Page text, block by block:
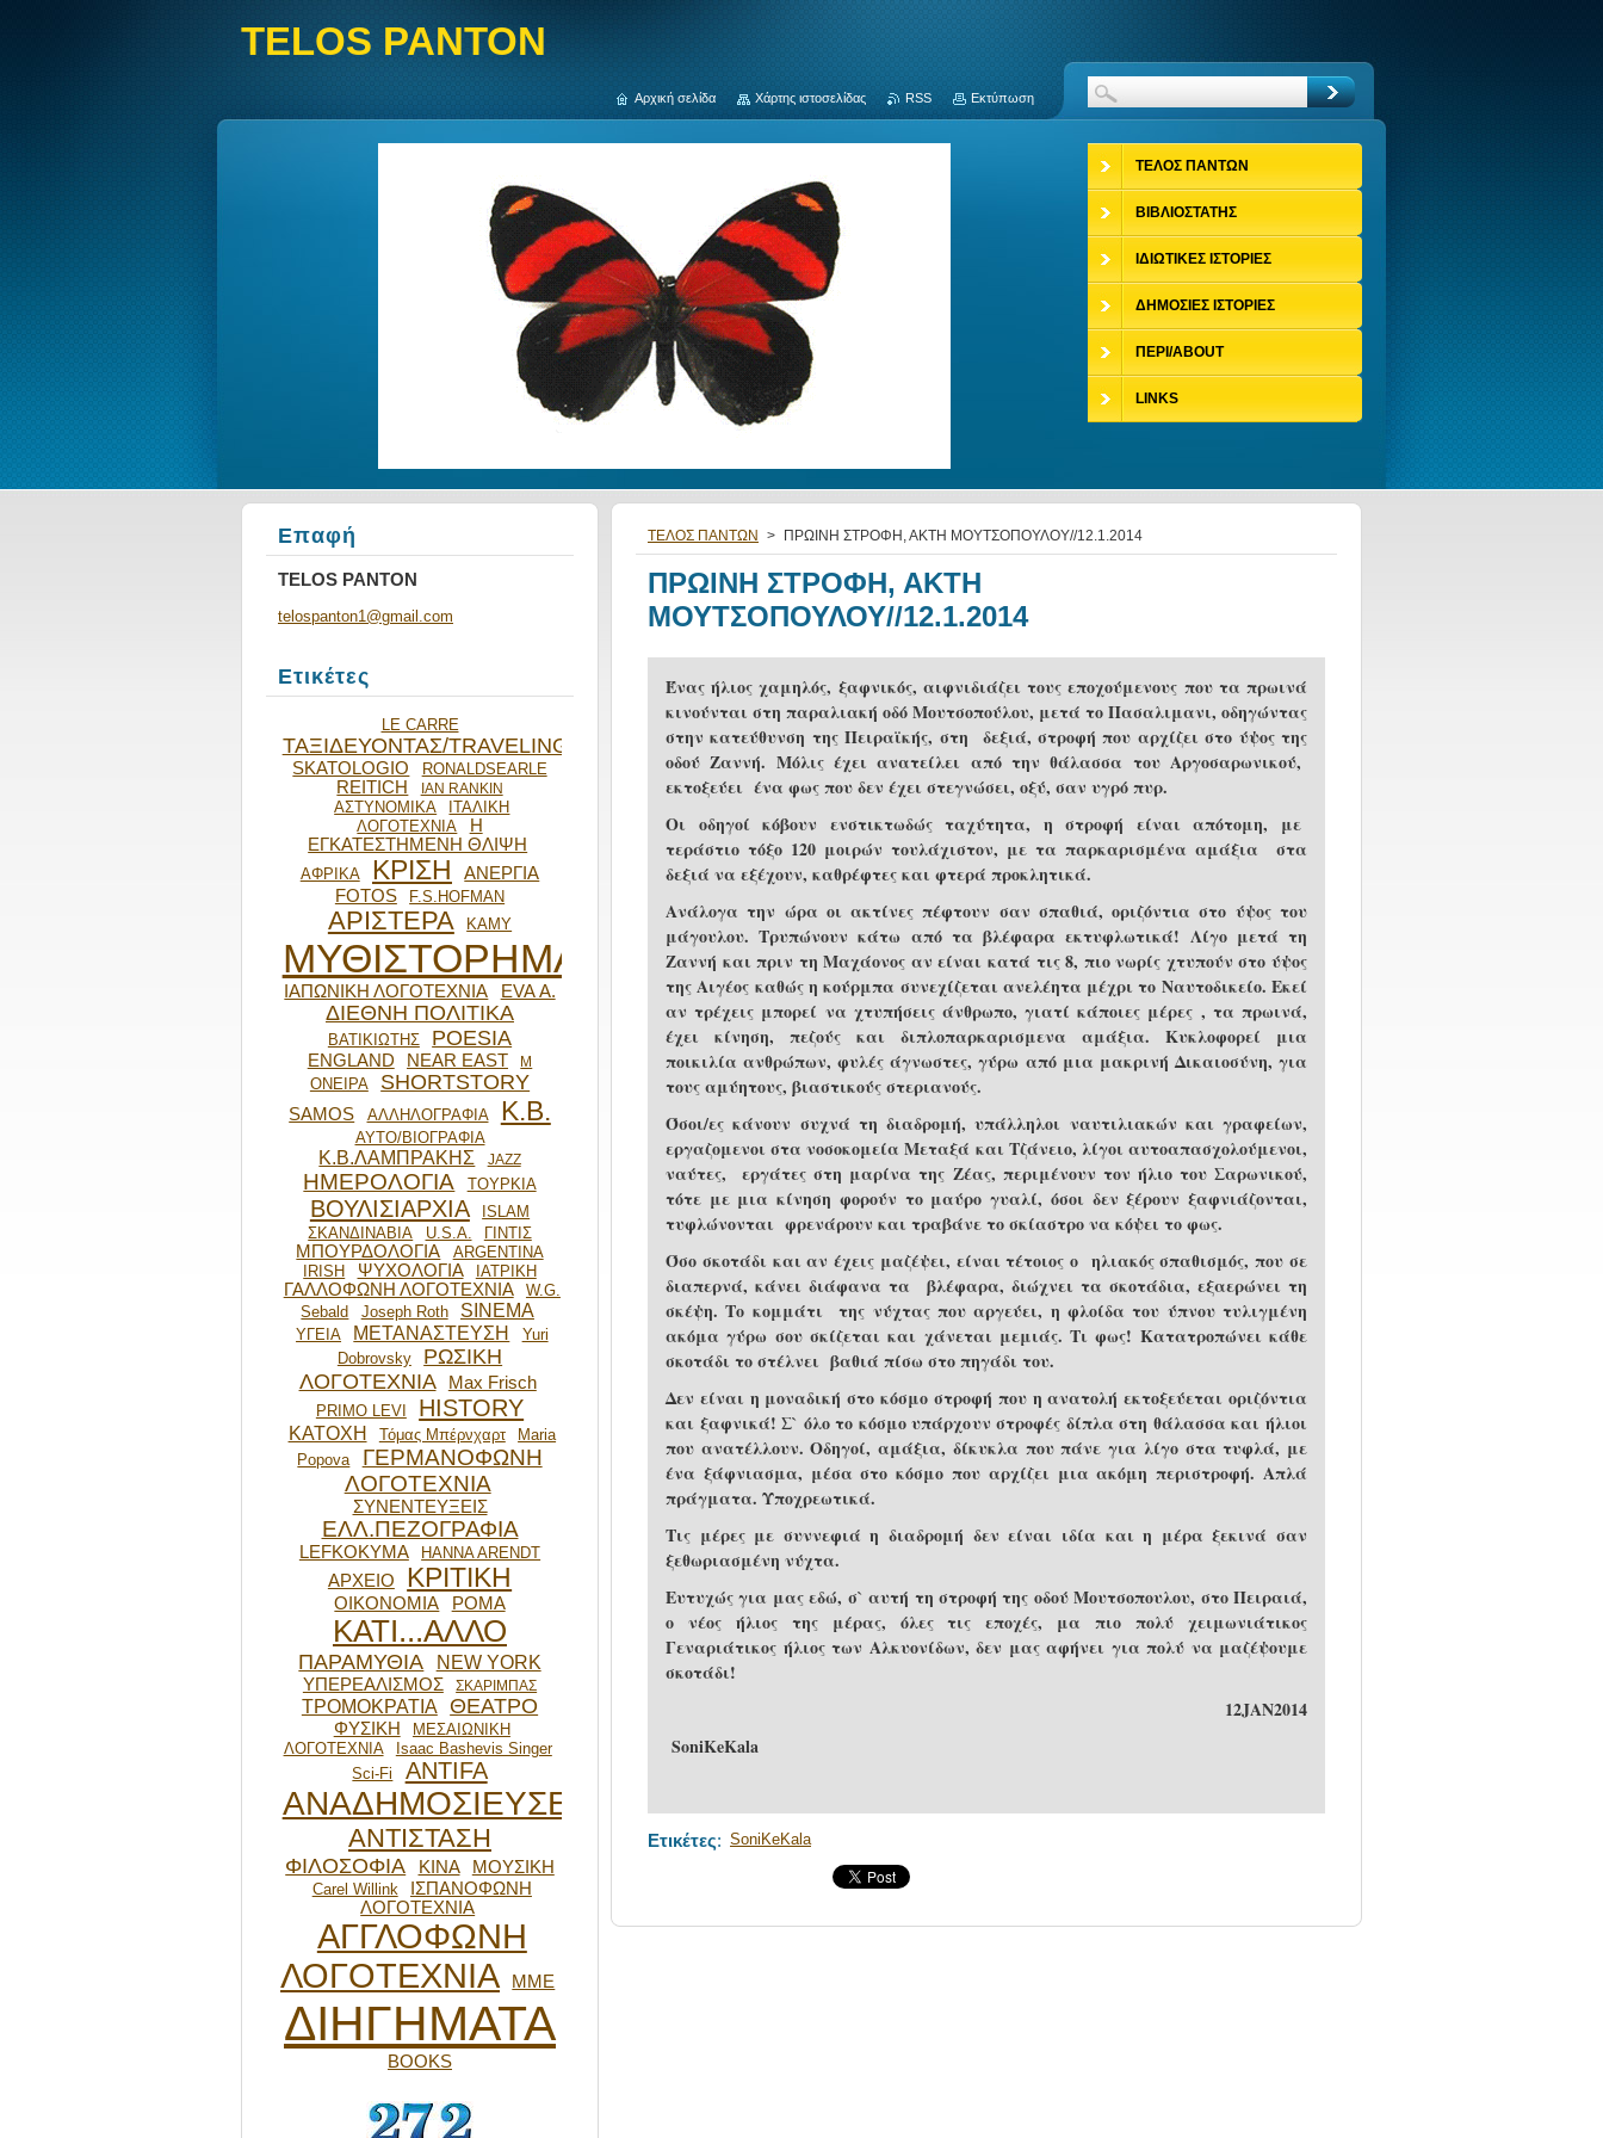
TELOS PANTON
ΤΕΛΟΣ ΠΑΝΤΩΝ > ΠΡΩΙΝΗ ΣΤΡΟΦΗ, ΑΚΤΗ ΜΟΥΤΣΟΠΟΥΛΟΥ//12.1.2014
ΠΡΩΙΝΗ ΣΤΡΟΦΗ, ΑΚΤΗ
ΜΟΥΤΣΟΠΟΥΛΟΥ//12.1.2014
Ένας ήλιος χαμηλός, ξαφνικός, αιφνιδιάζει τους εποχούμενους που τα πρωινά
κινούνται στη παραλιακή οδό Μουτσοπούλου, μετά το Πασαλιμανι, οδηγώντας
στην κατεύθυνση της Πειραϊκής, στη δεξιά, στροφή που αρχίζει στο ύψος της
οδού Ζαννή. Μόλις έχει ανατείλει από την θάλασσα του Αργοσαρωνικού,
εκτοξεύει ένα φως που δεν έχει στεγνώσει, οξύ, σαν υγρό πυρ.
Οι οδηγοί κόβουν ενστικτωδώς ταχύτητα, η στροφή είναι απότομη, με
τεράστιο τόξο 120 μοιρών τουλάχιστον, με τα παρκαρισμένα αμάξια στα
δεξιά να εξέχουν, καθρέφτες και φτερά προκλητικά.
Ανάλογα την ώρα οι ακτίνες πέφτουν σαν σπαθιά, οριζόντια στο ύψος του
μάγουλου. Τρυπώνουν κάτω από τα βλέφαρα εκτυφλωτικά! Λίγο μετά τη
Ζαννή και πριν τη Μαχάονος αν είναι κατά τις 8, πιο νωρίς χτυπούν στο ύψος
της Αιγέος καθώς η κούρμπα συνεχίζεται ανελέητα μέχρι το Ναυτοδικείο. Εκεί
αν τρέχεις μπορεί να χτυπήσεις άνθρωπο, γιατί κάποιες μέρες , τα πρωινά,
έχει κίνηση, πεζούς και διπλοπαρκαρισμενα αμάξια. Κυκλοφορεί μια
ποικιλία ανθρώπων, φυλές άγνωστες, γύρω από μια μακρινή Δικαιοσύνη, για
τους αμύητους, βιαστικούς στεριανούς.
Όσοι/ες κάνουν συχνά τη διαδρομή, υπάλληλοι ναυτιλιακών και γραφείων,
εργαζομενοι στα νοσοκομεία Μεταξά και Τζάνειο, λίγοι αυτοαπασχολούμενοι,
ναύτες, εργάτες στη μαρίνα της Ζέας, περιμένουν τον ήλιο του Σαρωνικού,
τότε με μια κίνηση φορούν το μαύρο γυαλί, όσοι δεν ξέρουν ξαφνιάζονται,
τυφλώνονται φρενάρουν και τραβάνε το σκίαστρο να κόψει το φως.
Όσο σκοτάδι και αν έχεις μαζέψει, είναι τέτοιος ο ηλιακός σπαθισμός, που σε
διαπερνά, κάνει διάφανα τα βλέφαρα, διώχνει τα σκοτάδια, εξαερώνει τη
σκέψη. Το κομμάτι της νύχτας που αργεύει, η φλοίδα του ύπνου τυλιγμένη
ακόμα γύρω σου σκίζεται και χάνεται μεμιάς. Τι φως! Κατατροπώνει κάθε
σκοτάδι το στέλνει βαθιά πίσω στο πηγάδι του.
Δεν είναι η μοναδική στο κόσμο στροφή που η ανατολή εκτοξεύεται οριζόντια
και ξαφνικά! Σ` όλο το κόσμο υπάρχουν στροφές δίπλα στη θάλασσα και ήλιοι
που ανατέλλουν. Οδηγοί, αμάξια, δίκυκλα που πάνε για λίγο στα τυφλά, με
ένα ξάφνιασμα, μέσα στο κόσμο που αρχίζει μια ακόμη περιστροφή. Απλά
πράγματα. Υποχρεωτικά.
Τις μέρες με συννεφιά η διαδρομή δεν είναι ιδία και η μέρα ξεκινά σαν
ξεθωριασμένη νύχτα.
Ευτυχώς για μας εδώ, σ` αυτή τη στροφή της οδού Μουτσοπουλου, στο Πειραιά,
ο νέος ήλιος της μέρας, όλες τις εποχές, μα πιο πολύ χειμωνιάτικος
Γεναριάτικος ήλιος των Αλκυονίδων, δεν μας αφήνει για πολύ να μαζέψουμε
σκοτάδι!
12JAN2014
SoniKeKala
Ετικέτες: SoniKeKala
Επαφή
TELOS PANTON
telospanton1@gmail.com
Ετικέτες
LE CARRE
ΤΑΞΙΔΕΥΟΝΤΑΣ/TRAVELING
SKATOLOGIO RONALDSEARLE
REITICH IAN RANKIN
ΑΣΤΥΝΟΜΙΚΑ
ΙΤΑΛΙΚΗ
ΛΟΓΟΤΕΧΝΙΑ
Η
ΕΓΚΑΤΕΣΤΗΜΕΝΗ ΘΛΙΨΗ
ΑΦΡΙΚΑ ΚΡΙΣΗ
ΑΝΕΡΓΙΑ
FOTOS
F.S.HOFMAN
ΑΡΙΣΤΕΡΑ ΚΑΜΥ
ΜΥΘΙΣΤΟΡΗΜΑ
ΙΑΠΩΝΙΚΗ ΛΟΓΟΤΕΧΝΙΑ EVA Α.
ΔΙΕΘΝΗ ΠΟΛΙΤΙΚΑ
ΒΑΤΙΚΙΩΤΗΣ POESIA
ENGLAND NEAR EAST Μ
ΟΝΕΙΡΑ SHORTSTORY
SAMOS ΑΛΛΗΛΟΓΡΑΦΙΑ Κ.Β.
ΑΥΤΟ/ΒΙΟΓΡΑΦΙΑ
Κ.Β.ΛΑΜΠΡΑΚΗΣ JAZZ
ΗΜΕΡΟΛΟΓΙΑ ΤΟΥΡΚΙΑ
ΒΟΥΛΙΣΙΑΡΧΙΑ
ISLAM
ΣΚΑΝΔΙΝΑΒΙΑ
U.S.A. ΓΙΝΤΙΣ
ΜΠΟΥΡΔΟΛΟΓΙΑ
ARGENTINA
IRISH
ΨΥΧΟΛΟΓΙΑ ΙΑΤΡΙΚΗ
ΓΑΛΛΟΦΩΝΗ ΛΟΓΟΤΕΧΝΙΑ
W.G.
Sebald
Joseph Roth SINEMA
ΥΓΕΙΑ ΜΕΤΑΝΑΣΤΕΥΣΗ
Yuri
Dobrovsky
ΡΩΣΙΚΗ
ΛΟΓΟΤΕΧΝΙΑ
Max Frisch
PRIMO LEVI HISTORY
ΚΑΤΟΧΗ Τόμας Μπέρνχαρτ
Maria
Popova
ΓΕΡΜΑΝΟΦΩΝΗ
ΛΟΓΟΤΕΧΝΙΑ
ΣΥΝΕΝΤΕΥΞΕΙΣ
ΕΛΛ.ΠΕΖΟΓΡΑΦΙΑ
LEFKOKYMA HANNA ARENDT
ΑΡΧΕΙΟ ΚΡΙΤΙΚΗ
ΟΙΚΟΝΟΜΙΑ ΡΟΜΑ
ΚΑΤΙ...ΑΛΛΟ
ΠΑΡΑΜΥΘΙΑ NEW YORK
ΥΠΕΡΕΑΛΙΣΜΟΣ ΣΚΑΡΙΜΠΑΣ
ΤΡΟΜΟΚΡΑΤΙΑ ΘΕΑΤΡΟ
ΦΥΣΙΚΗ
ΜΕΣΑΙΩΝΙΚΗ
ΛΟΓΟΤΕΧΝΙΑ
Isaac Bashevis Singer
Sci-Fi
ANTIFA
ΑΝΑΔΗΜΟΣΙΕΥΣΕΙΣ
ΑΝΤΙΣΤΑΣΗ
ΦΙΛΟΣΟΦΙΑ ΚΙΝΑ ΜΟΥΣΙΚΗ
Carel Willink
ΙΣΠΑΝΟΦΩΝΗ
ΛΟΓΟΤΕΧΝΙΑ
ΑΓΓΛΟΦΩΝΗ
ΛΟΓΟΤΕΧΝΙΑ
ΜΜΕ
ΔΙΗΓΗΜΑΤΑ
BOOKS
ΤΕΛΟΣ ΠΑΝΤΩΝ
ΒΙΒΛΙΟΣΤΑΤΗΣ
ΙΔΙΩΤΙΚΕΣ ΙΣΤΟΡΙΕΣ
ΔΗΜΟΣΙΕΣ ΙΣΤΟΡΙΕΣ
ΠΕΡΙ/ABOUT
LINKS
Αρχική σελίδα Χάρτης ιστοσελίδας RSS Εκτύπωση